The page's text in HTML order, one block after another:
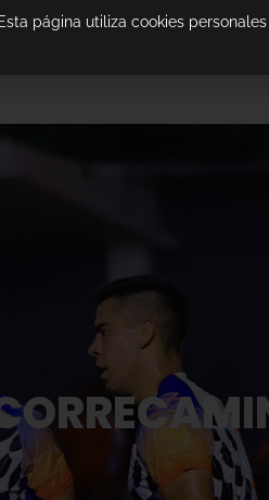
Esta página utiliza cookies